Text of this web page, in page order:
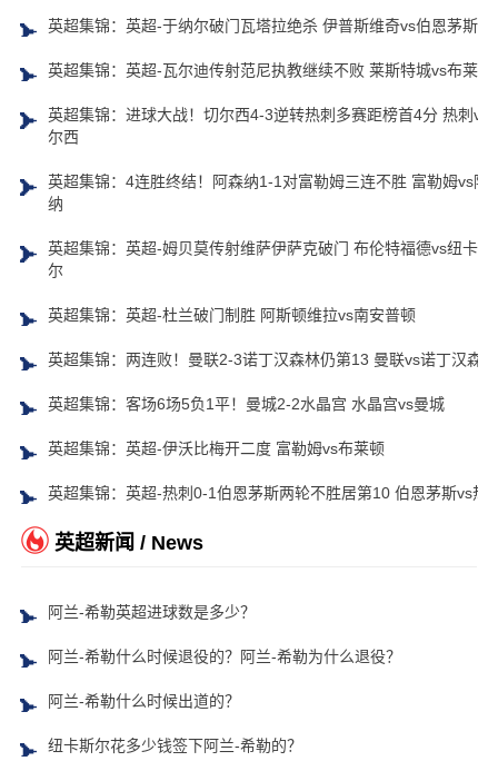
英超集锦：英超-于纳尔破门瓦塔拉绝杀 伊普斯维奇vs伯恩茅斯
英超集锦：英超-瓦尔迪传射范尼执教继续不败 莱斯特城vs布莱顿
英超集锦：进球大战！切尔西4-3逆转热刺多赛距榜首4分 热刺vs
尔西
英超集锦：4连胜终结！阿森纳1-1对富勒姆三连不胜 富勒姆vs阿
纳
英超集锦：英超-姆贝莫传射维萨伊萨克破门 布伦特福德vs纽卡斯
尔
英超集锦：英超-杜兰破门制胜 阿斯顿维拉vs南安普顿
英超集锦：两连败！曼联2-3诺丁汉森林仍第13 曼联vs诺丁汉森林
英超集锦：客场6场5负1平！曼城2-2水晶宫 水晶宫vs曼城
英超集锦：英超-伊沃比梅开二度 富勒姆vs布莱顿
英超集锦：英超-热刺0-1伯恩茅斯两轮不胜居第10 伯恩茅斯vs热
英超新闻 / News
阿兰-希勒英超进球数是多少？
阿兰-希勒什么时候退役的？阿兰-希勒为什么退役？
阿兰-希勒什么时候出道的？
纽卡斯尔花多少钱签下阿兰-希勒的？